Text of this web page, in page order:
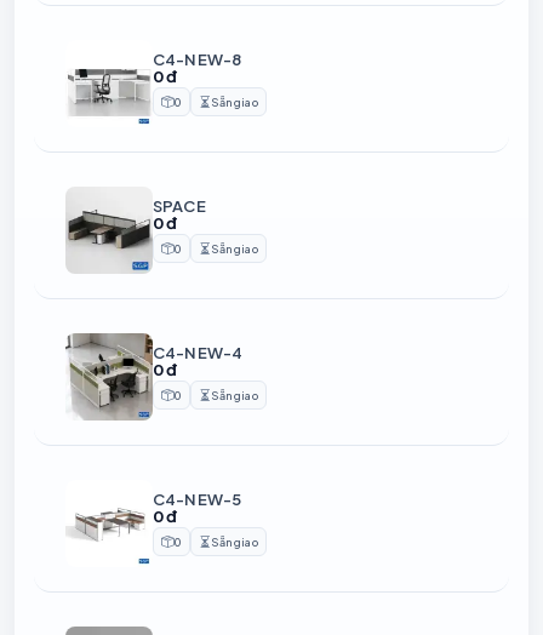
C4-NEW-8
0 đ
Sản phẩm
0 Thời gian chuẩn bị
Sẵn giao
SPACE
0 đ
Sản phẩm
0 Thời gian chuẩn bị
Sẵn giao
C4-NEW-4
0 đ
Sản phẩm
0 Thời gian chuẩn bị
Sẵn giao
C4-NEW-5
0 đ
Sản phẩm
0 Thời gian chuẩn bị
Sẵn giao